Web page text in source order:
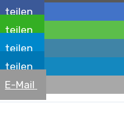
teilen
teilen
teilen
teilen
E-Mail